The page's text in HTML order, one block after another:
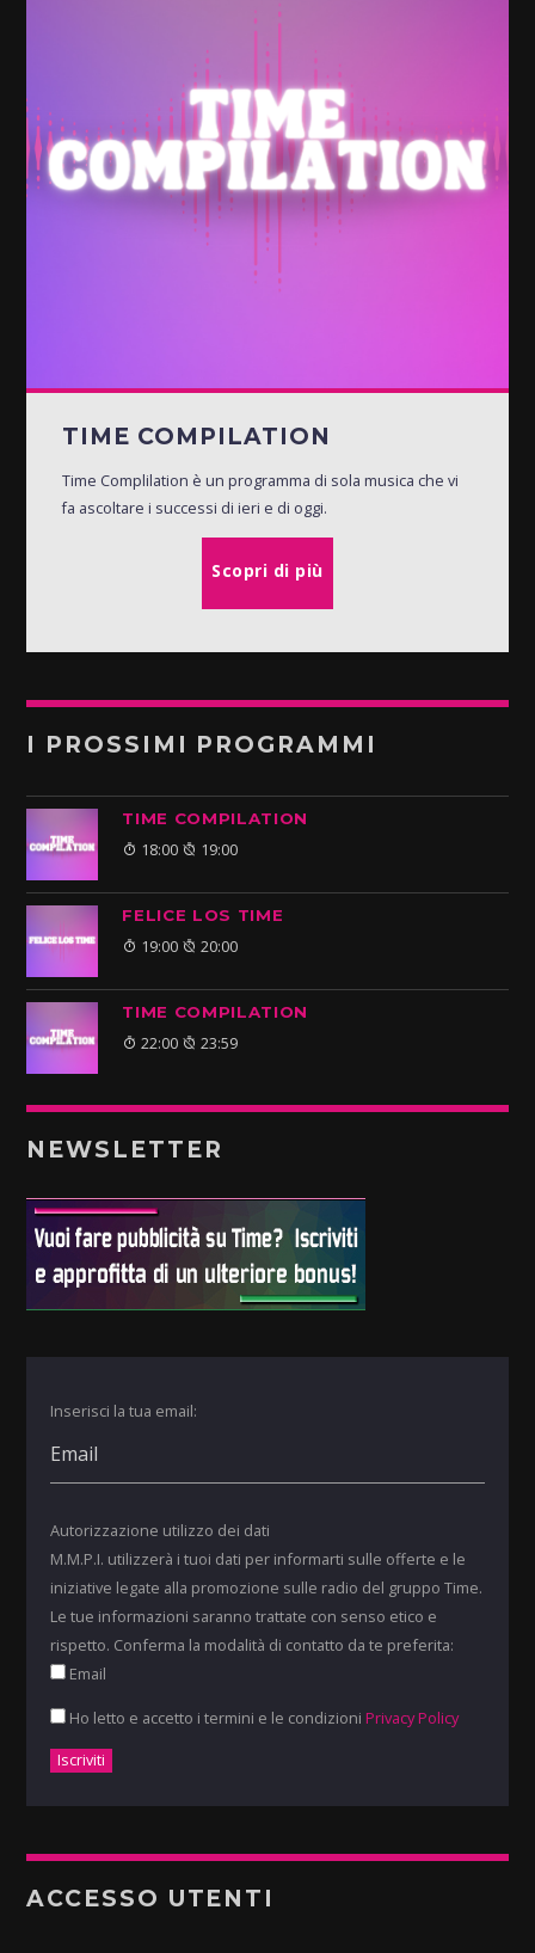
TIME COMPILATION
Time Complilation è un programma di sola musica che vi
fa ascoltare i successi di ieri e di oggi.
Scopri di più
I PROSSIMI PROGRAMMI
TIME COMPILATION
18:00 19:00
FELICE LOS TIME
19:00 20:00
TIME COMPILATION
22:00 23:59
NEWSLETTER
Inserisci la tua email:
Autorizzazione utilizzo dei dati
M.M.P.I. utilizzerà i tuoi dati per informarti sulle offerte e le
iniziative legate alla promozione sulle radio del gruppo Time.
Le tue informazioni saranno trattate con senso etico e
rispetto. Conferma la modalità di contatto da te preferita:
Email
Ho letto e accetto i termini e le condizioni Privacy Policy
ACCESSO UTENTI